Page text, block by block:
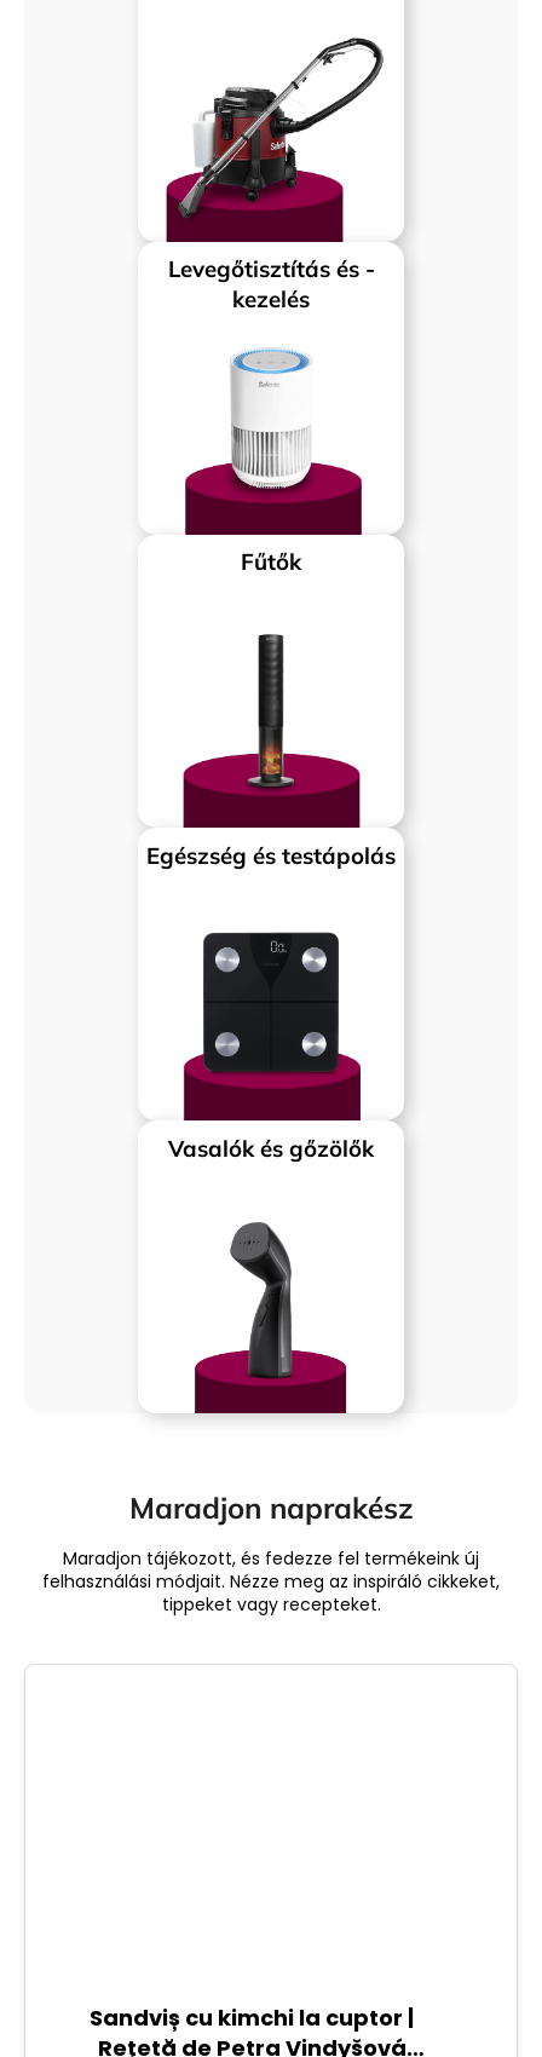
Levegőtisztítás és -
kezelés
Fűtők
Egészség és testápolás
Vasalók és gőzölők
Maradjon naprakész
Maradjon tájékozott, és fedezze fel termékeink új
felhasználási módjait. Nézze meg az inspiráló cikkeket,
tippeket vagy recepteket.
Sandviș cu kimchi la cuptor |
Rețetă de Petra Vindyšová